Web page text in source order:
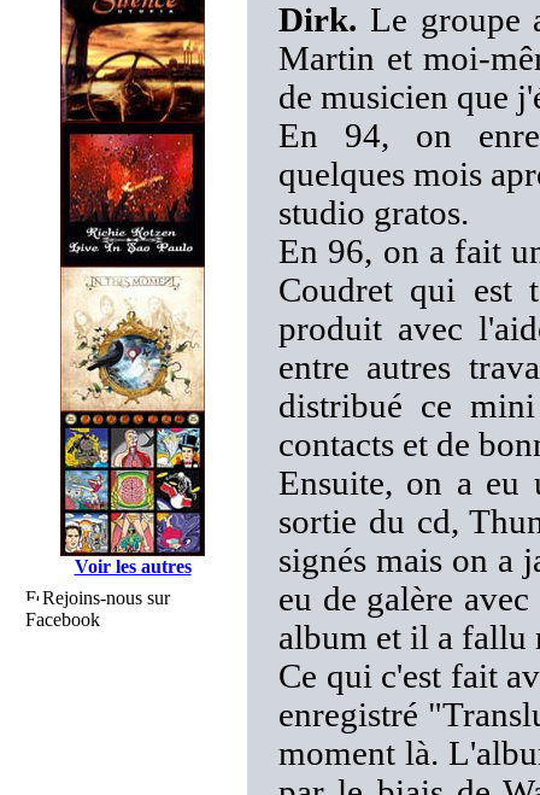
Voir les autres
Rejoins-nous sur
Facebook
Dirk. Le groupe
Martin et moi-
de musicien que
En 94, on
quelques mois
studio gratos.
En 96, on a fait
Coudret qui est
produit avec
entre autres
distribué ce
contacts et de
Ensuite, on a eu
sortie du cd,
signés mais on a
eu de galère
album et il a fallu
Ce qui c'est fait
enregistré
moment là.